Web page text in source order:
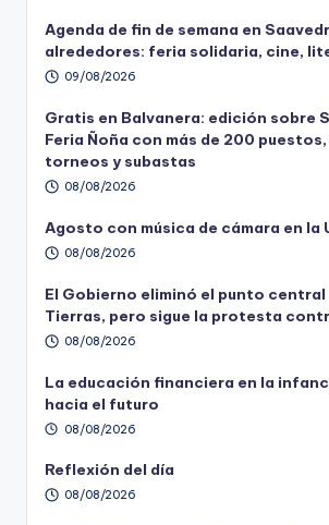
Agenda de fin de semana en
alrededores: feria solidaria, cine,
09/08/2026
Gratis en Balvanera: edición sobre
Feria Ñoña con más de 200
torneos y subastas
08/08/2026
Agosto con música de cámara en la
08/08/2026
El Gobierno eliminó el punto central
Tierras, pero sigue la protesta
08/08/2026
La educación financiera en la
hacia el futuro
08/08/2026
Reflexión del día
08/08/2026